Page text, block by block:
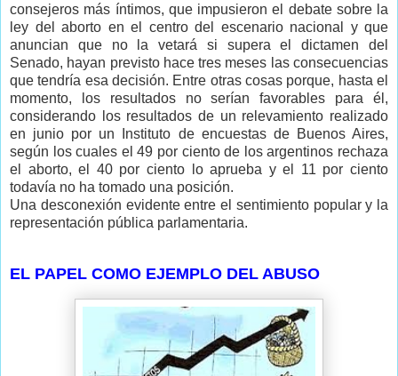
consejeros más íntimos, que impusieron el debate sobre la
ley del aborto en el centro del escenario nacional y que
anuncian que no la vetará si supera el dictamen del
Senado, hayan previsto hace tres meses las consecuencias
que tendría esa decisión. Entre otras cosas porque, hasta el
momento, los resultados no serían favorables para él,
considerando los resultados de un relevamiento realizado
en junio por un Instituto de encuestas de Buenos Aires,
según los cuales el 49 por ciento de los argentinos rechaza
el aborto, el 40 por ciento lo aprueba y el 11 por ciento
todavía no ha tomado una posición.
Una desconexión evidente entre el sentimiento popular y la
representación pública parlamentaria.
EL PAPEL COMO EJEMPLO DEL ABUSO